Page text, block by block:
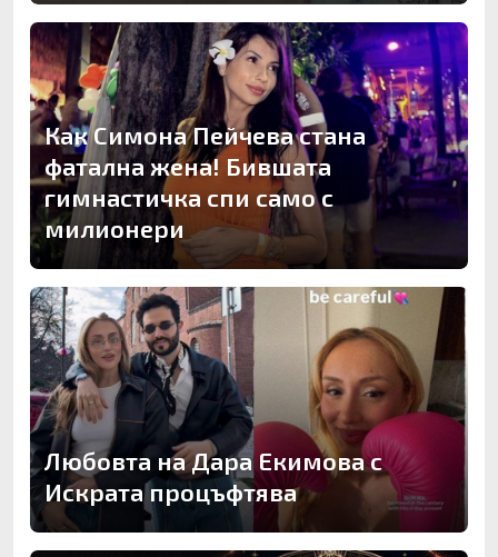
Как Симона Пейчева стана
фатална жена! Бившата
гимнастичка спи само с
милионери
Любовта на Дара Екимова с
Искрата процъфтява